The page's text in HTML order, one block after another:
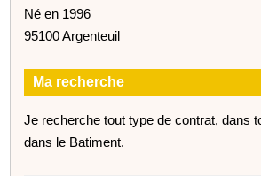
Né en 1996
95100 Argenteuil
Ma recherche
Je recherche tout type de contrat, dans
dans le Batiment.